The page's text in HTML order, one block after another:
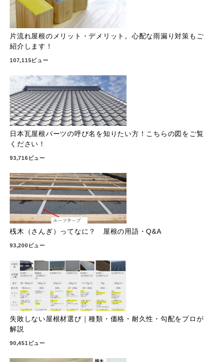
片流れ屋根のメリット・デメリット。心配な雨漏り対策もご
紹介します！
107,115ビュー
日本瓦屋根パーツの呼び名を知りたい方！こちらの図をご覧
ください！
93,716ビュー
桟木（さんぎ）ってなに？ 屋根の用語・Q&A
93,200ビュー
失敗しない屋根材選び｜種類・価格・耐久性・勾配をプロが
解説
90,451ビュー